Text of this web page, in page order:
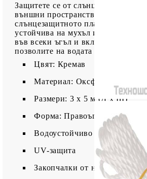
Защитете се от слънце и дъжд
външни пространства, като
слънцезащитното платно ще ви
устойчива на мухъл и UV лъчи.
във всеки ъгъл и включените
позволите на водата да се оттича.
Цвят: Кремав
Материал: Оксфорд плат с
Размери: 3 х 5 м (Д х Ш)
Форма: Правоъгълна
Водоустойчиво
UV-защита
Закопчалки от неръждаема